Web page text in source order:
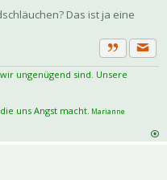
Das ist ja eine
Zitat
ungenügend sind. Unsere
uns Angst macht. Marianne